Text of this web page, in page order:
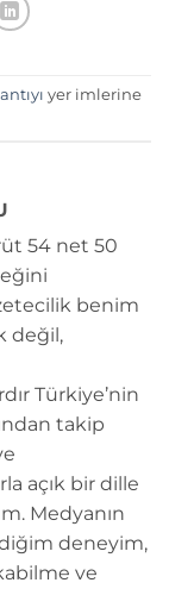
yer imlerine
54 net 50
benim
değil,
Türkiye’nin
takip
açık bir dille
Medyanın
deneyim,
ve